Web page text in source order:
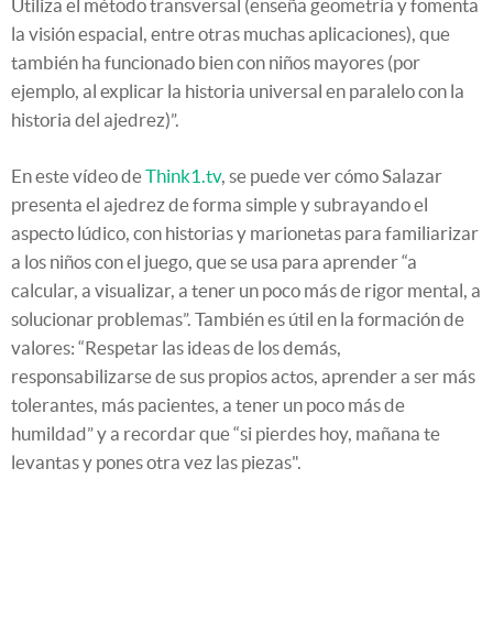
Utiliza el método transversal (enseña geometría y fomenta
la visión espacial, entre otras muchas aplicaciones), que
también ha funcionado bien con niños mayores (por
ejemplo, al explicar la historia universal en paralelo con la
historia del ajedrez)”.
En este vídeo deThink1.tv, se puede ver cómo Salazar
presenta el ajedrez de forma simple y subrayando el
aspecto lúdico, con historias y marionetas para familiarizar
a los niños con el juego, que se usa para aprender “a
calcular, a visualizar, a tener un poco más de rigor mental, a
solucionar problemas”. También es útil en la formación de
valores: “Respetar las ideas de los demás,
responsabilizarse de sus propios actos, aprender a ser más
tolerantes, más pacientes, a tener un poco más de
humildad” y a recordar que “si pierdes hoy, mañana te
levantas y pones otra vez las piezas".